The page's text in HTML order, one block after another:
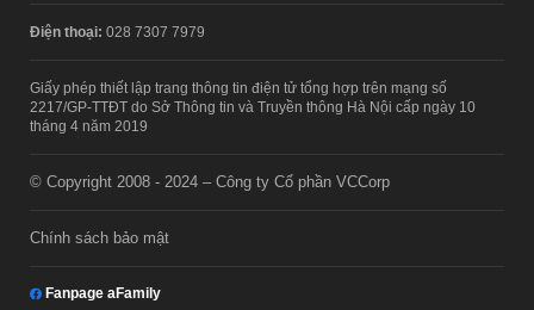
Điện thoại: 028 7307 7979
Giấy phép thiết lập trang thông tin điện tử tổng hợp trên mạng số
2217/GP-TTĐT do Sở Thông tin và Truyền thông Hà Nội cấp ngày 10
tháng 4 năm 2019
© Copyright 2008 - 2024 – Công ty Cổ phần VCCorp
Chính sách bảo mật
Fanpage aFamily